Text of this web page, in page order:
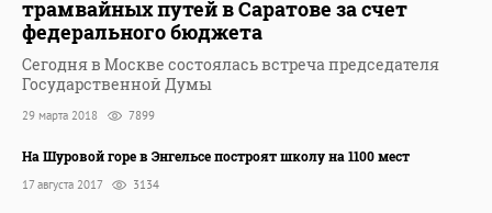
трамвайных путей в Саратове за счет
федерального бюджета
Сегодня в Москве состоялась встреча председателя
Государственной Думы
29 марта 2018 7899
На Шуровой горе в Энгельсе построят школу на 1100 мест
17 августа 2017 3134